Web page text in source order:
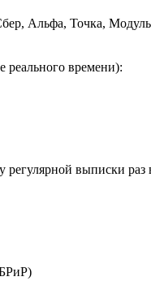
Альфа, Точка,
реального времени):
регулярной выписки раз